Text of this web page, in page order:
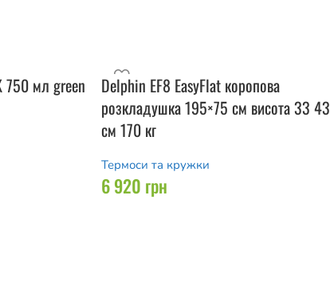
750 мл green
Delphin EF8 EasyFlat коропова
розкладушка 195×75 см висота 33 43
см 170 кг
Термоси та кружки
6 920 грн